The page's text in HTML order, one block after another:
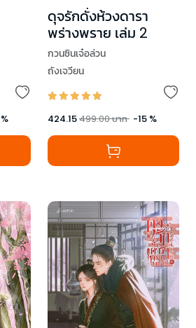
%
ดุจรักดั่งห้วงดารา
พร่างพราย เล่ม 2
กวนซินเจ๋อล่วน
ถังเจวียน
424.15499.00บาท -15 %